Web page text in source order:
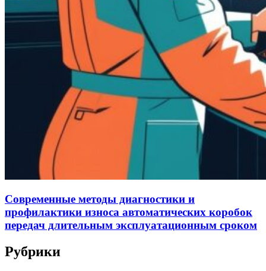
Современные методы диагностики и
профилактики износа автоматических коробок
передач длительным эксплуатационным сроком
Рубрики